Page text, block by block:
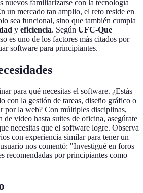
nuevos familiarizarse con la tecnología
un mercado tan amplio, el reto reside en
sea funcional, sino que también cumpla
y eficiencia. Según UFC-Que
es uno de los factores más citados por
software para principiantes.
para qué necesitas el software. ¿Estás
con la gestión de tareas, diseño gráfico o
por la web? Con múltiples disciplinas,
de video hasta suites de oficina, asegúrate
necesitas que el software logre. Observa
con experiencia similar para tener un
nos comentó: "Investigué en foros
recomendadas por principiantes como